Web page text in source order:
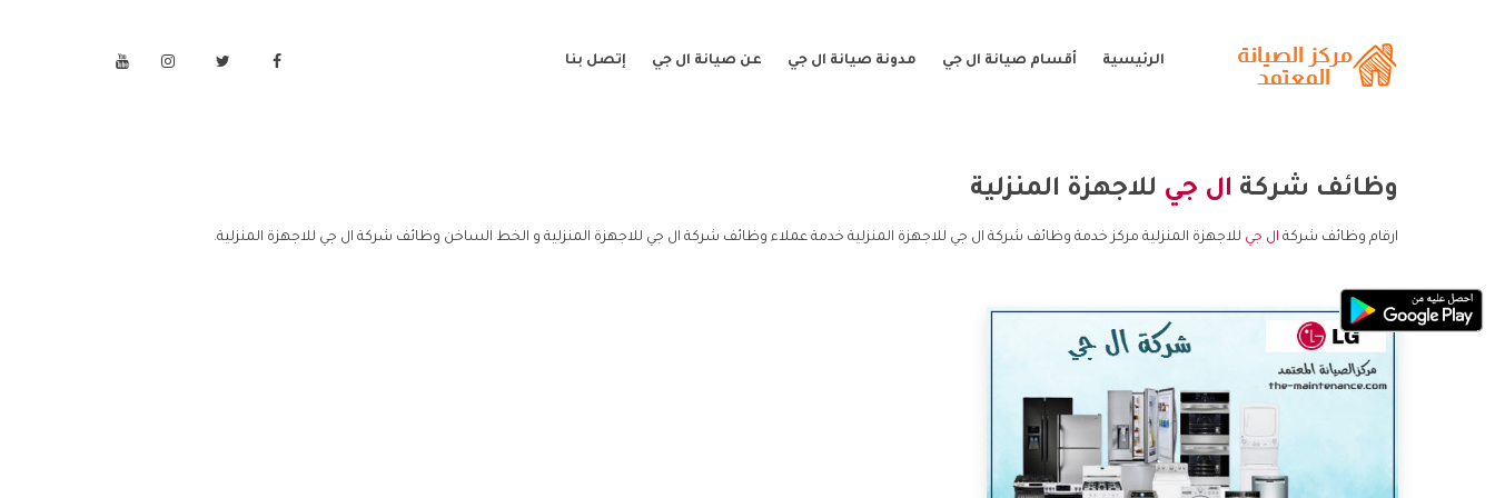
الرئيسية أقسام صيانة ال جي مدونة صيانة ال جي عن صيانة ال جي إتصل بنا
وظائف شركة ال جي للاجهزة المنزلية
ارقام وظائف شركة ال جي للاجهزة المنزلية مركز خدمة وظائف شركة ال جي للاجهزة المنزلية خدمة عملاء وظائف شركة ال جي للاجهزة المنزلية و الخط الساخن وظائف شركة ال جي للاجهزة المنزلية.